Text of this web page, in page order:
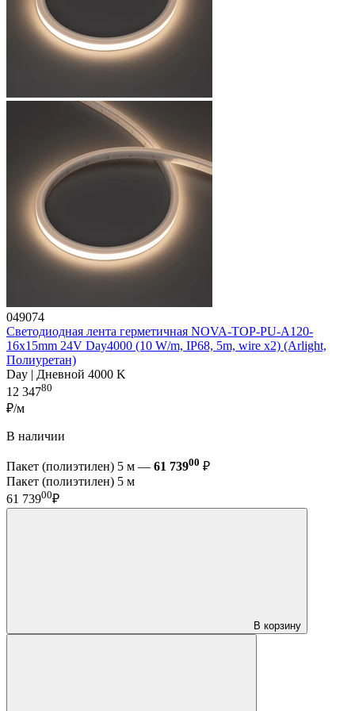
049074
Светодиодная лента герметичная NOVA-TOP-PU-A120-
16x15mm 24V Day4000 (10 W/m, IP68, 5m, wire x2) (Arlight,
Полиуретан)
Day | Дневной 4000 K
12 34780
₽/м
В наличии
Пакет (полиэтилен) 5 м — 61 73900 ₽
Пакет (полиэтилен) 5 м
61 73900₽
В корзину